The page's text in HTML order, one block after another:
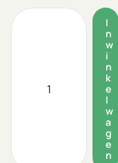
I
n
w
i
n
k
e
l
w
a
g
e
n